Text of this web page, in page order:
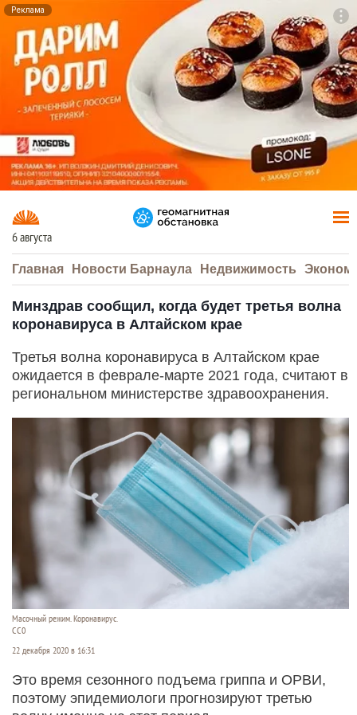
Реклама
6 августа
Главная Новости Барнаула Недвижимость
Минздрав сообщил, когда будет третья волна
коронавируса в Алтайском крае
Третья волна коронавируса в Алтайском крае
ожидается в феврале-марте 2021 года, считают в
региональном министерстве здравоохранения.
Масочный режим. Коронавирус.
CC0
22 декабря 2020 в 16:31
Это время сезонного подъема гриппа и ОРВИ,
поэтому эпидемиологи прогнозируют третью